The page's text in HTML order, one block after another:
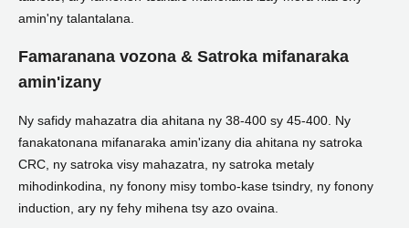
amin'ny talantalana.
Famaranana vozona & Satroka mifanaraka
amin'izany
Ny safidy mahazatra dia ahitana ny 38-400 sy 45-400. Ny
fanakatonana mifanaraka amin'izany dia ahitana ny satroka
CRC, ny satroka visy mahazatra, ny satroka metaly
mihodinkodina, ny fonony misy tombo-kase tsindry, ny fonony
induction, ary ny fehy mihena tsy azo ovaina.